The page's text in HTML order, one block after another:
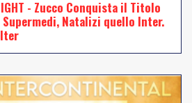
- Zucco Conquista il Titolo
Supermedi, Natalizi quello Inter.